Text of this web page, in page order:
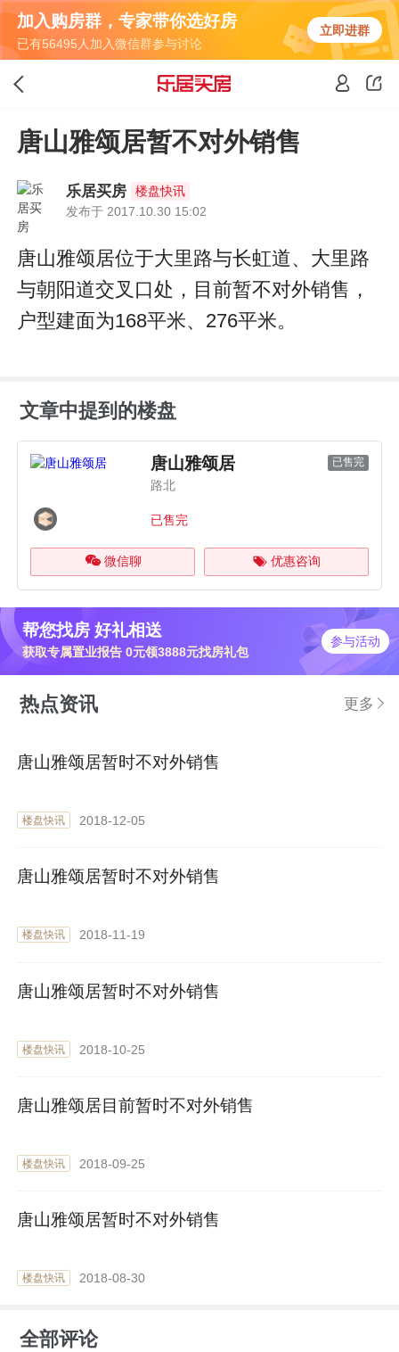
加入购房群，专家带你选好房
已有56495人加入微信群参与讨论
立即进群
唐山雅颂居暂不对外销售
乐居买房
楼盘快讯
发布于 2017.10.30 15:02
唐山雅颂居位于大里路与长虹道、大里路
与朝阳道交叉口处，目前暂不对外销售，
户型建面为168平米、276平米。
文章中提到的楼盘
唐山雅颂居 已售完
路北
已售完
微信聊 优惠咨询
帮您找房 好礼相送
获取专属置业报告 0元领3888元找房礼包
参与活动
热点资讯 更多
唐山雅颂居暂时不对外销售
楼盘快讯 2018-12-05
唐山雅颂居暂时不对外销售
楼盘快讯 2018-11-19
唐山雅颂居暂时不对外销售
楼盘快讯 2018-10-25
唐山雅颂居目前暂时不对外销售
楼盘快讯 2018-09-25
唐山雅颂居暂时不对外销售
楼盘快讯 2018-08-30
全部评论